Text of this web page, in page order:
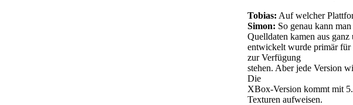
Tobias: Auf welcher
Simon: So genau kann
Quelldaten kamen aus
entwickelt wurde primär
zur Verfügung
stehen. Aber jede Version
Die
XBox-Version kommt mit
Texturen aufweisen.